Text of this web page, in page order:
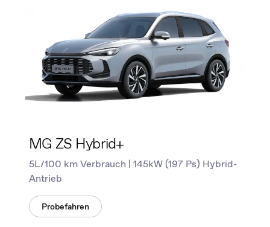
MG ZS Hybrid+
5L/100 km Verbrauch | 145kW (197 Ps) Hybrid-
Antrieb
Probefahren